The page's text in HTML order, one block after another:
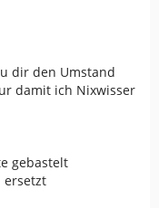
dir den Umstand
damit ich Nixwisser
gebastelt
ersetzt